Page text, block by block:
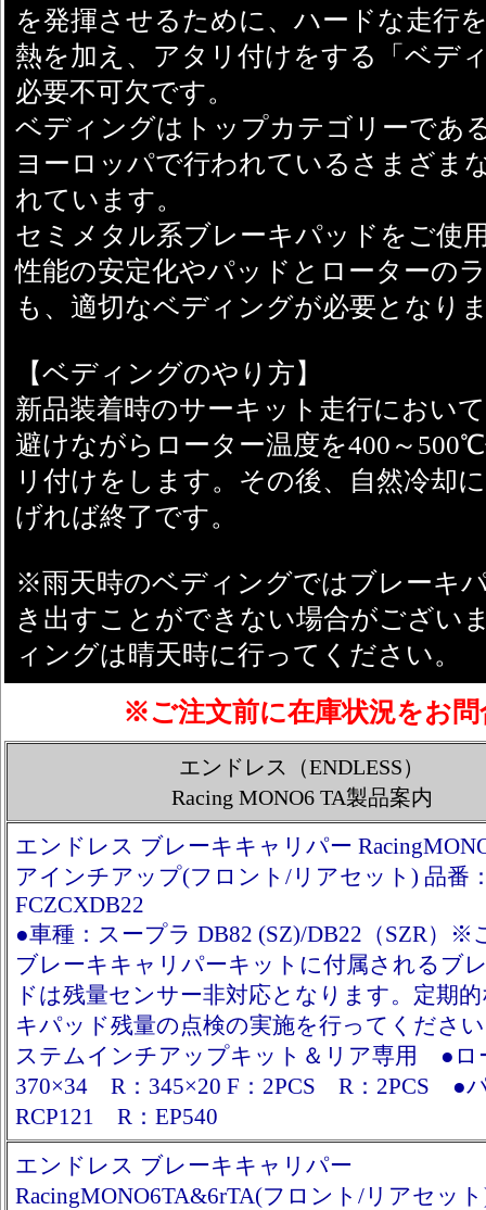
を発揮させるために、ハードな走行
熱を加え、アタリ付けをする「ベデ
必要不可欠です。
ベディングはトップカテゴリーであ
ヨーロッパで行われているさまざま
れています。
セミメタル系ブレーキパッドをご使
性能の安定化やパッドとローターの
も、適切なベディングが必要となり
【ベディングのやり方】
新品装着時のサーキット走行におい
避けながらローター温度を400～
リ付けをします。その後、自然冷却
げれば終了です。
※雨天時のベディングではブレーキ
き出すことができない場合がござい
ィングは晴天時に行ってください。
※ご注文前に在庫状況をお
エンドレス（ENDLESS）
Racing MONO6 TA製品案内
エンドレス ブレーキキャリパー
アインチアップ(フロント/リアセット) 品番
FCZCXDB22
●車種：スープラ DB82 (SZ)/DB22（SZR）※
ブレーキキャリパーキットに付属されるブ
ドは残量センサー非対応となります。定期
キパッド残量の点検の実施を行ってくださ
ステムインチアップキット＆リア専用 ●ロ
370×34 R：345×20 F：2PCS R：2PCS ●
RCP121 R：EP540
エンドレス ブレーキキャリパー
RacingMONO6TA&6rTA(フロント/リアセッ